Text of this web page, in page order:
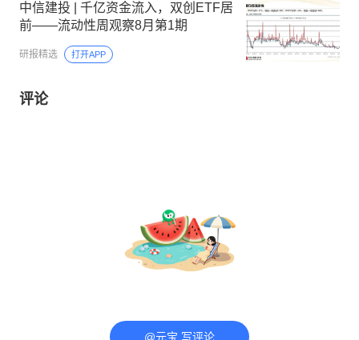
中信建投 | 千亿资金流入，双创ETF居
前——流动性周观察8月第1期
研报精选 打开APP
评论
@元宝 写评论